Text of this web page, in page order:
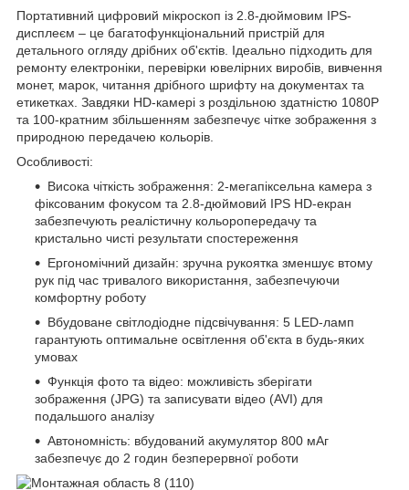
Портативний цифровий мікроскоп із 2.8-дюймовим IPS-
дисплеєм – це багатофункціональний пристрій для
детального огляду дрібних об'єктів. Ідеально підходить для
ремонту електроніки, перевірки ювелірних виробів, вивчення
монет, марок, читання дрібного шрифту на документах та
етикетках. Завдяки HD-камері з роздільною здатністю 1080P
та 100-кратним збільшенням забезпечує чітке зображення з
природною передачею кольорів.
Особливості:
Висока чіткість зображення: 2-мегапіксельна камера з
фіксованим фокусом та 2.8-дюймовий IPS HD-екран
забезпечують реалістичну кольоропередачу та
кристально чисті результати спостереження
Ергономічний дизайн: зручна рукоятка зменшує втому
рук під час тривалого використання, забезпечуючи
комфортну роботу
Вбудоване світлодіодне підсвічування: 5 LED-ламп
гарантують оптимальне освітлення об'єкта в будь-яких
умовах
Функція фото та відео: можливість зберігати
зображення (JPG) та записувати відео (AVI) для
подальшого аналізу
Автономність: вбудований акумулятор 800 мАг
забезпечує до 2 годин безперервної роботи